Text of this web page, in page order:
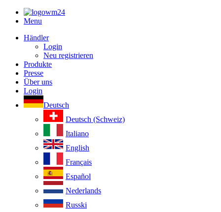
Menu
Händler
Login
Neu registrieren
Produkte
Presse
Über uns
Login
Deutsch
Deutsch (Schweiz)
Italiano
English
Français
Español
Nederlands
Russki